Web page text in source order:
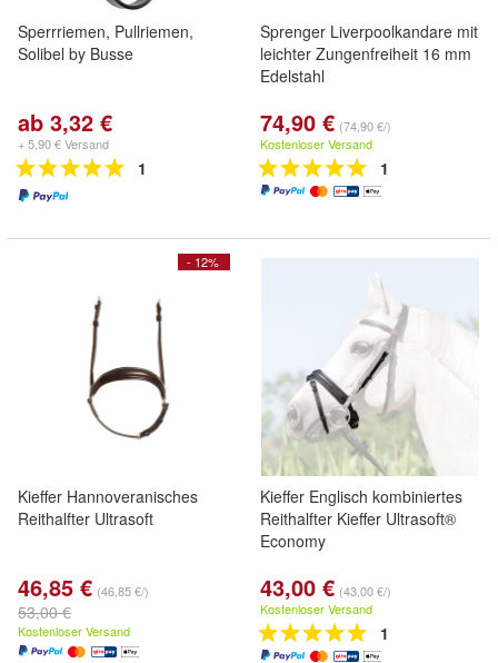
Sperrriemen, Pullriemen,
Solibel by Busse
ab 3,32 €
+ 5,90 € Versand
1
Sprenger Liverpoolkandare mit
leichter Zungenfreiheit 16 mm
Edelstahl
74,90 € (74,90 €/)
Kostenloser Versand
1
- 12%
Kieffer Hannoveranisches
Reithalfter Ultrasoft
46,85 € (46,85 €/)
53,00 €
Kostenloser Versand
Kieffer Englisch kombiniertes
Reithalfter Kieffer Ultrasoft®
Economy
43,00 € (43,00 €/)
Kostenloser Versand
1